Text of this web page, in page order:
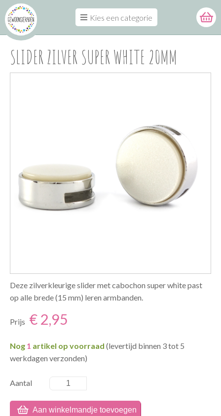
Kies een categorie
SLIDER ZILVER SUPER WHITE 20MM
Deze zilverkleurige slider met cabochon super white past
op alle brede (15 mm) leren armbanden.
Prijs € 2,95
Nog 1 artikel op voorraad (levertijd binnen 3 tot 5
werkdagen verzonden)
Aantal